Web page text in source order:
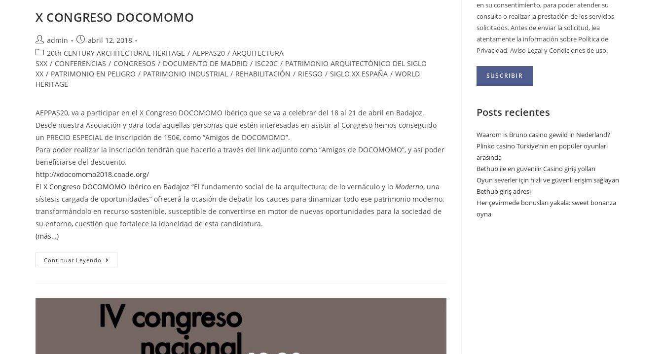
X CONGRESO DOCOMOMO
admin
abril 12, 2018
20th CENTURY ARCHITECTURAL HERITAGE / AEPPAS20 / ARQUITECTURA
SXX / CONFERENCIAS / CONGRESOS / DOCUMENTO DE MADRID / ISC20C / PATRIMONIO ARQUITECTÓNICO DEL SIGLO
XX / PATRIMONIO EN PELIGRO / PATRIMONIO INDUSTRIAL / REHABILITACIÓN / RIESGO / SIGLO XX ESPAÑA / WORLD
HERITAGE
AEPPAS20, va a participar en el X Congreso DOCOMOMO Ibérico que se va a celebrar del 18 al 21 de abril en Badajoz.
Desde nuestra Asociación y para toda aquellas personas que estén interesadas en asistir al Congreso hemos conseguido
un PRECIO ESPECIAL de inscripción de 150€, como “Amigos de DOCOMOMO”.
Para poder realizar la inscripción tendrán que hacerlo a través del link adjunto como “Amigos de DOCOMOMO”, y así poder
beneficiarse del descuento.
http://xdocomomo2018.coade.org/
El X Congreso DOCOMOMO Ibérico en Badajoz “El fundamento social de la arquitectura; de lo vernáculo y lo Moderno, una
sístesis cargada de oportunidades” ofrecerá la ocasión de debatir los cauces para dinamizar todo ese patrimonio moderno,
transformándolo en recurso sostenible, susceptible de convertirse en motor de nuevas oportunidades para la sociedad de
su entorno, cuestión que fortalece la idoneidad de esta candidatura.
(más…)
Continuar Leyendo
en su consentimiento, para poder atender su
consulta o realizar la prestación de los servicios
solicitados. Antes de enviar la solicitud, lea
atentamente la información sobre Política de
Privacidad, Aviso Legal y Condiciones de uso.
Posts recientes
Waarom is Bruno casino gewild in Nederland?
Plinko casino Türkiye’nin en popüler oyunları
arasında
Bethub ile en güvenilir Casino giriş yolları
Oyun severler için hızlı ve güvenli erişim sağlayan
Bethub giriş adresi
Her çevirmede bonusları yakala: sweet bonanza
oyna